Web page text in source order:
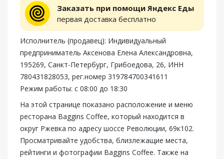
Заказать при помощи Яндекс Еды
первая доставка бесплатно
Исполнитель (продавец): Индивидуальный
предприниматель Аксенова Елена Александровна,
195269, Санкт-Петербург, Грибоедова, 26, ИНН
780431828053, рег.номер 319784700341611
Режим работы: с 08:00 до 18:30
На этой странице показано расположение и меню
ресторана Baggins Сoffee, который находится в
округ Ржевка по адресу шоссе Революции, 69к102.
Просматривайте удобства, близлежащие места,
рейтинги и фотографии Baggins Сoffee. Также на